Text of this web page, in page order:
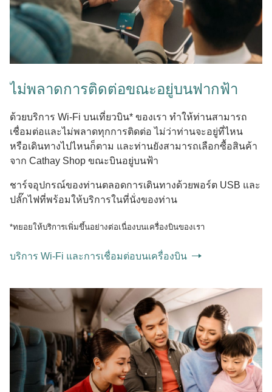
ไม่พลาดการติดต่อขณะอยู่บนฟากฟ้า
ด้วยบริการ Wi-Fi บนเที่ยวบิน* ของเรา ทำให้ท่านสามารถ
เชื่อมต่อและไม่พลาดทุกการติดต่อ ไม่ว่าท่านจะอยู่ที่ไหน
หรือเดินทางไปไหนก็ตาม และท่านยังสามารถเลือกซื้อสินค้า
จาก Cathay Shop ขณะบินอยู่บนฟ้า
ชาร์จอุปกรณ์ของท่านตลอดการเดินทางด้วยพอร์ต USB และ
ปลั๊กไฟที่พร้อมให้บริการในที่นั่งของท่าน
*ทยอยให้บริการเพิ่มขึ้นอย่างต่อเนื่องบนเครื่องบินของเรา
บริการ Wi-Fi และการเชื่อมต่อบนเครื่องบิน